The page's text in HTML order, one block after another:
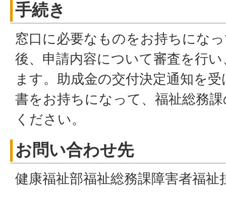
手続き
窓口に必要なものをお持ちにな
後、申請内容について審査を行
ます。助成金の交付決定通知を
書をお持ちになって、福祉総務
ください。
お問い合わせ先
健康福祉部福祉総務課障害者福祉